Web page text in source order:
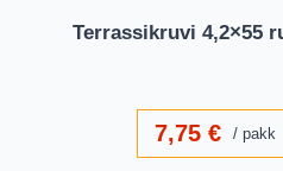
Terrassikruvi 4,2×55
7,75 € pakk